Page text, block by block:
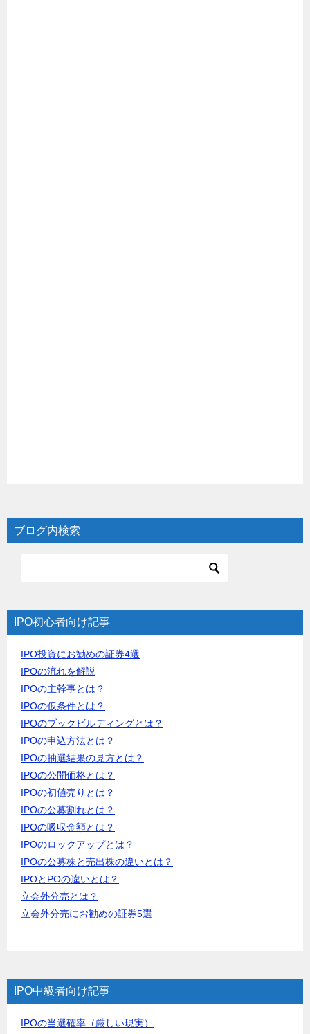
ブログ内検索
IPO初心者向け記事
IPO投資にお勧めの証券4選
IPOの流れを解説
IPOの主幹事とは？
IPOの仮条件とは？
IPOのブックビルディングとは？
IPOの申込方法とは？
IPOの抽選結果の見方とは？
IPOの公開価格とは？
IPOの初値売りとは？
IPOの公募割れとは？
IPOの吸収金額とは？
IPOのロックアップとは？
IPOの公募株と売出株の違いとは？
IPOとPOの違いとは？
立会外分売とは？
立会外分売にお勧めの証券5選
IPO中級者向け記事
IPOの当選確率（厳しい現実）